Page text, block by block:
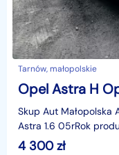
Tarnów, małopolskie
Opel Astra H
Skup Aut Małopolska
Astra 1.6 05rRok
miejsc:
4 300zł